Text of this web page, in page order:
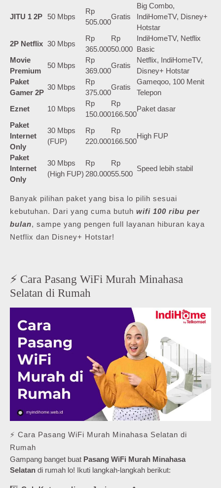
JITU 1 2P 50 Mbps
Rp
505.000
Gratis
Big Combo,
IndiHomeTV, Disney+
Hotstar
2P Netflix 30 Mbps
Rp
365.000
Rp
50.000
IndiHomeTV, Netflix
Basic
Movie
Premium
50 Mbps
Rp
369.000
Gratis
Netflix, IndiHomeTV,
Disney+ Hotstar
Paket
Gamer 2P
30 Mbps
Rp
375.000
Gratis
Gameqoo, 100 Menit
Telepon
Eznet
10 Mbps
Rp
150.000
Rp
166.500
Paket dasar
Paket
Internet
Only
30 Mbps
(FUP)
Rp
220.000
Rp
166.500
High FUP
Paket
Internet
Only
30 Mbps
(High FUP)
Rp
280.000
Rp
55.500
Speed lebih stabil
Banyak pilihan paket yang bisa lo pilih sesuai
kebutuhan. Dari yang cuma butuh wifi 100 ribu per
bulan, sampe yang pengen full layanan hiburan kaya
Netflix dan Disney+ Hotstar!
⚡ Cara Pasang WiFi Murah Minahasa
Selatan di Rumah
⚡ Cara Pasang WiFi Murah Minahasa Selatan di
Rumah
Gampang banget buat Pasang WiFi Murah Minahasa
Selatan di rumah lo! Ikuti langkah-langkah berikut: